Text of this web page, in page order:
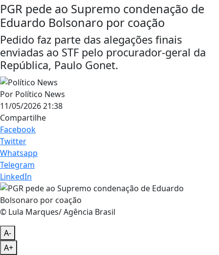
PGR pede ao Supremo condenação de
Eduardo Bolsonaro por coação
Pedido faz parte das alegações finais
enviadas ao STF pelo procurador-geral da
República, Paulo Gonet.
Por Político News
11/05/2026 21:38
Compartilhe
Facebook
Twitter
Whatsapp
Telegram
LinkedIn
© Lula Marques/ Agência Brasil
A-
A+